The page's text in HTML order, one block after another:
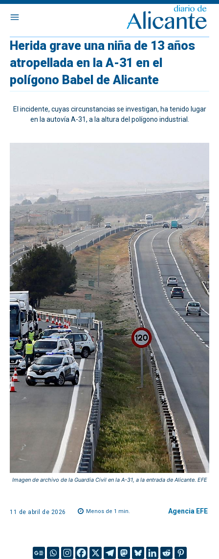
Herida grave una niña de 13 años
atropellada en la A-31 en el
polígono Babel de Alicante
El incidente, cuyas circunstancias se investigan, ha tenido lugar
en la autovía A-31, a la altura del polígono industrial.
Imagen de archivo de la Guardia Civil en la A-31, a la entrada de Alicante. EFE
11 de abril de 2026 Menos de 1 min. Agencia EFE